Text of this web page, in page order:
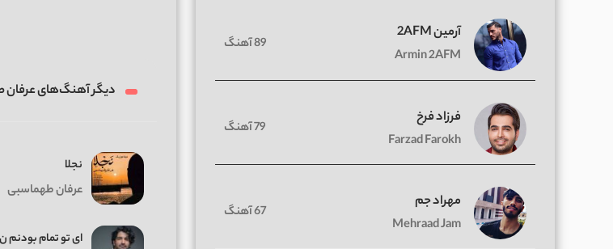
دیگر آهنگ‌های عرفان
نجلا
عرفان طهماسبی
ای تو تمام بودنم ن
آرمین 2AFM
Armin 2AFM
89 آهنگ
فرزاد فرخ
Farzad Farokh
79 آهنگ
مهراد جم
Mehraad Jam
67 آهنگ